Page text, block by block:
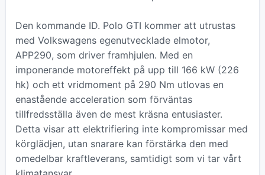
Den kommande ID. Polo GTI kommer att utrustas
med Volkswagens egenutvecklade elmotor,
APP290, som driver framhjulen. Med en
imponerande motoreffekt på upp till 166 kW (226
hk) och ett vridmoment på 290 Nm utlovas en
enastående acceleration som förväntas
tillfredsställa även de mest kräsna entusiaster.
Detta visar att elektrifiering inte kompromissar med
körglädjen, utan snarare kan förstärka den med
omedelbar kraftleverans, samtidigt som vi tar vårt